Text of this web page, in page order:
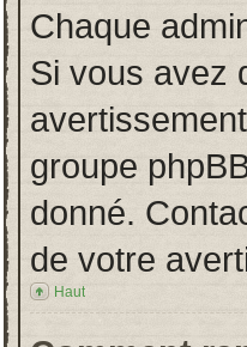
Chaque
Si vous avez
groupe
donné.
de votre
Haut